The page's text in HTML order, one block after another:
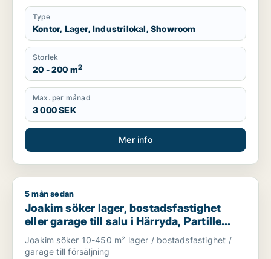
Type
Kontor, Lager, Industrilokal, Showroom
Storlek
20 - 200 m2
Max. per månad
3 000 SEK
Mer info
Joakim söker lager, bostadsfastighet eller garage till salu i
5 mån sedan
Joakim söker lager, bostadsfastighet
eller garage till salu i Härryda, Partille
eller Öckerö m.fl.
Joakim söker 10-450 m² lager / bostadsfastighet /
garage till försäljning